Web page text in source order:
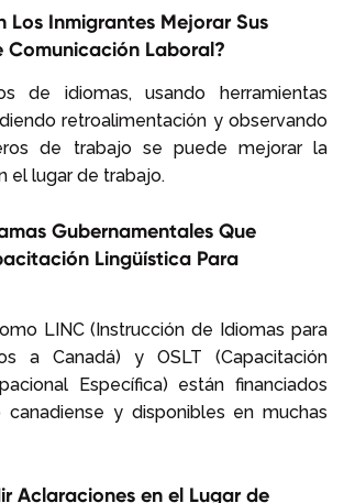
Los Inmigrantes Mejorar Sus
Comunicación Laboral?
de idiomas, usando herramientas
retroalimentación y observando
de trabajo se puede mejorar la
el lugar de trabajo.
Gubernamentales Que
Lingüística Para
LINC (Instrucción de Idiomas para
a Canadá) y OSLT (Capacitación
Específica) están financiados
y disponibles en muchas
Aclaraciones en el Lugar de